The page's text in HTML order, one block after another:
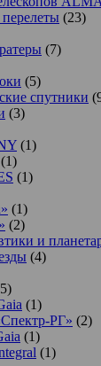
(23)
(7)
(5)
спутники
(3)
(1)
(1)
(1)
(1)
(2)
и
(4)
(1)
РГ» (2)
(1)
(1)